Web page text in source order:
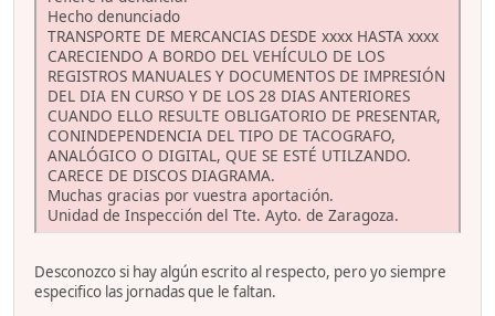
Hecho denunciado
TRANSPORTE DE MERCANCIAS DESDE xxxx HASTA xxxx
CARECIENDO A BORDO DEL VEHÍCULO DE LOS
REGISTROS MANUALES Y DOCUMENTOS DE IMPRESIÓN
DEL DIA EN CURSO Y DE LOS 28 DIAS ANTERIORES
CUANDO ELLO RESULTE OBLIGATORIO DE PRESENTAR,
CONINDEPENDENCIA DEL TIPO DE TACOGRAFO,
ANALÓGICO O DIGITAL, QUE SE ESTÉ UTILZANDO.
CARECE DE DISCOS DIAGRAMA.
Muchas gracias por vuestra aportación.
Unidad de Inspección del Tte. Ayto. de Zaragoza.
Desconozco si hay algún escrito al respecto, pero yo siempre
especifico las jornadas que le faltan.